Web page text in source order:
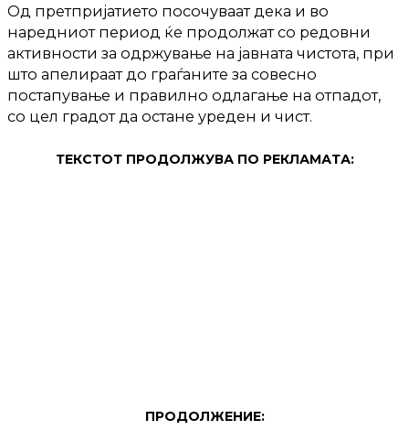
Од претпријатието посочуваат дека и во
наредниот период ќе продолжат со редовни
активности за одржување на јавната чистота, при
што апелираат до граѓаните за совесно
постапување и правилно одлагање на отпадот,
со цел градот да остане уреден и чист.
ТЕКСТОТ ПРОДОЛЖУВА ПО РЕКЛАМАТА:
ПРОДОЛЖЕНИЕ: